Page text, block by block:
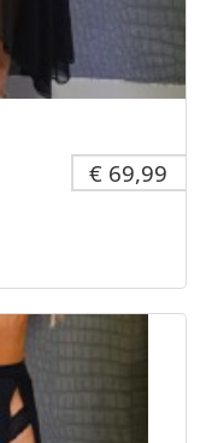
€ 69,99